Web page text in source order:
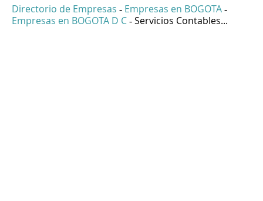
Directorio de Empresas - Empresas en BOGOTA -
Empresas en BOGOTA D C - Servicios Contables...